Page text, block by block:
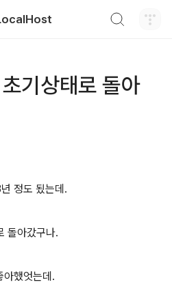
기상태로 돌아
정도 됬는데.
돌아갔구나.
했엇는데.